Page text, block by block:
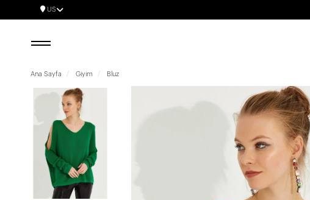
US
Ana Sayfa Giyim Bluz